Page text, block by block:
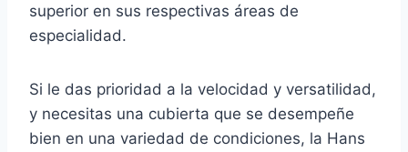
superior en sus respectivas áreas de
especialidad.
Si le das prioridad a la velocidad y versatilidad,
y necesitas una cubierta que se desempeñe
bien en una variedad de condiciones, la Hans